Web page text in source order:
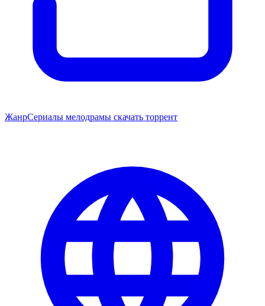
ЖанрСериалы мелодрамы скачать торрент